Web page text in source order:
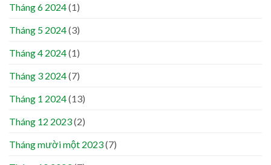
Tháng 6 2024(1)
Tháng 5 2024(3)
Tháng 4 2024(1)
Tháng 3 2024(7)
Tháng 1 2024(13)
Tháng 12 2023(2)
Tháng mười một 2023(7)